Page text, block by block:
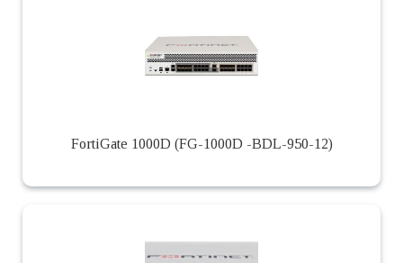
FortiGate 1000D (FG-1000D -BDL-950-12)